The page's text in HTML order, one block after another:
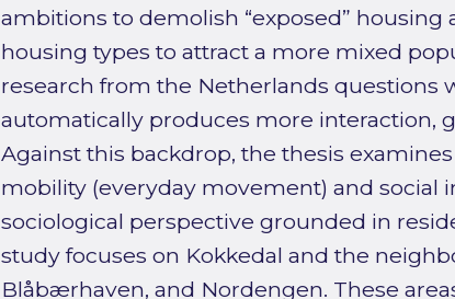
ambitions to demolish “exposed”
housing types to attract a more mixed
research from the Netherlands questions
automatically produces more interaction,
Against this backdrop, the thesis
mobility (everyday movement) and social
sociological perspective grounded in
study focuses on Kokkedal and the
Blåbærhaven, and Nordengen. These